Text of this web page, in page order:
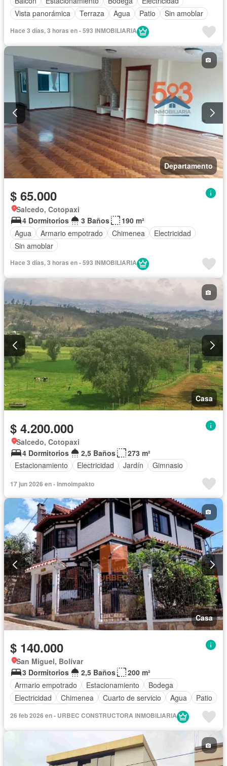
Vista panorámica
Terraza Agua Patio Sin amoblar
Hace 3 días, 3 horas en - 593 INMOBILIARIA
Departamento
$ 65.000
Salcedo, Cotopaxi
4 Dormitorios
3 Baños
190 m²
Agua
Armario empotrado Chimenea
Electricidad
Sin amoblar
Hace 3 días, 3 horas en - 593 INMOBILIARIA
Casa
$ 4.200.000
Salcedo, Cotopaxi
4 Dormitorios
2,5 Baños
273 m²
Estacionamiento
Electricidad Jardín Gimnasio
17 jun 2026 en - Inmoimpakto
Casa
$ 140.000
San Miguel, Bolívar
3 Dormitorios
2,5 Baños
200 m²
Armario empotrado
Estacionamiento
Bodega
Electricidad
Chimenea Cuarto de servicio Agua
Patio
26 feb 2026 en - URBEC CONSTRUCTORA INMOBILIARIA